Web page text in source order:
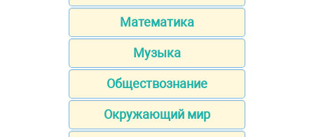
Математика
Музыка
Обществознание
Окружающий мир